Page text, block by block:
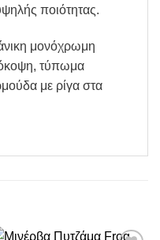
ποιότητας.
μονόχρωμη
τύπωμα
με ρίγα στα